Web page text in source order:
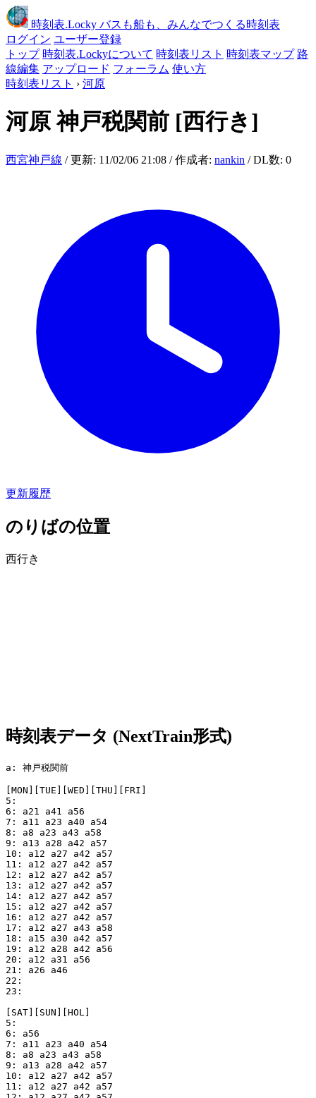
時刻表.Locky バスも船も、みんなでつくる時刻表
ログイン ユーザー登録
トップ 時刻表.Lockyについて 時刻表リスト 時刻表マップ 路
線編集 アップロード フォーラム 使い方
時刻表リスト › 河原
河原神戸税関前 [西行き]
西宮神戸線 / 更新: 11/02/06 21:08 / 作成者: nankin / DL数: 0
更新履歴
のりばの位置
西行き
時刻表データ (NextTrain形式)
a: 神戸税関前
[MON][TUE][WED][THU][FRI]
5:
6: a21 a41 a56
7: a11 a23 a40 a54
8: a8 a23 a43 a58
9: a13 a28 a42 a57
10: a12 a27 a42 a57
11: a12 a27 a42 a57
12: a12 a27 a42 a57
13: a12 a27 a42 a57
14: a12 a27 a42 a57
15: a12 a27 a42 a57
16: a12 a27 a42 a57
17: a12 a27 a43 a58
18: a15 a30 a42 a57
19: a12 a28 a42 a56
20: a12 a31 a56
21: a26 a46
22:
23:
[SAT][SUN][HOL]
5:
6: a56
7: a11 a23 a40 a54
8: a8 a23 a43 a58
9: a13 a28 a42 a57
10: a12 a27 a42 a57
11: a12 a27 a42 a57